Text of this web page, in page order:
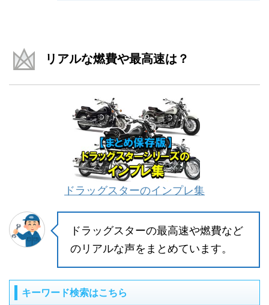
リアルな燃費や最高速は？
ドラッグスターのインプレ集
ドラッグスターの最高速や燃費など
のリアルな声をまとめています。
キーワード検索はこちら